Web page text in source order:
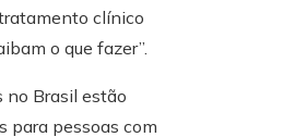
clínico
o que fazer”.
no Brasil estão
para pessoas com